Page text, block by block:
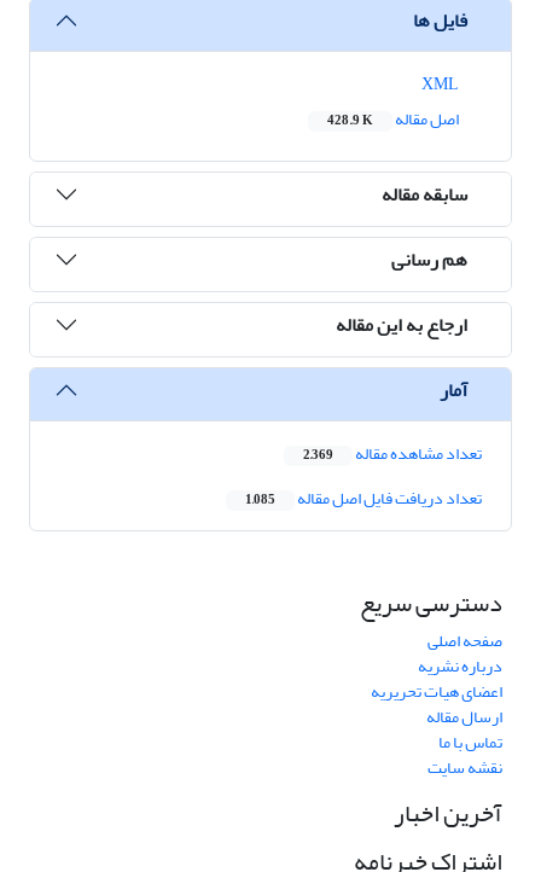
فایل ها
اصل مقاله
428.9 K
سابقه مقاله
هم رسانی
ارجاع به این مقاله
آمار
تعداد مشاهده مقاله 2,369
تعداد دریافت فایل اصل مقاله 1,085
دسترسی سریع
صفحه اصلی
درباره نشریه
اعضای هیات تحریریه
ارسال مقاله
تماس با ما
نقشه سایت
آخرین اخبار
اشتراک خبرنامه